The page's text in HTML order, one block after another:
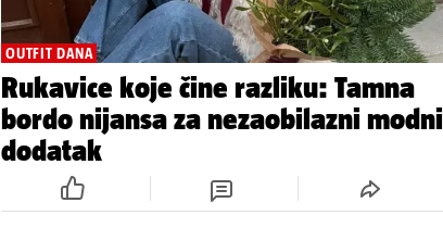
OUTFIT DANA
Rukavice koje čine razliku: Tamna
bordo nijansa za nezaobilazni modni
dodatak